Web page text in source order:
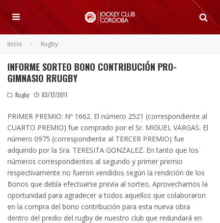
Inicio Rugby
INFORME SORTEO BONO CONTRIBUCIÓN PRO-
GIMNASIO RRUGBY
Rugby 03/12/2011
PRIMER PREMIO: Nº 1662. El número 2521 (correspondiente al
CUARTO PREMIO) fue comprado por el Sr. MIGUEL VARGAS. El
número 0975 (correspondiente al TERCER PREMIO) fue
adquirido por la Sra. TERESITA GONZALEZ. En tanto que los
números correspondientes al segundo y primer premio
respectivamente no fueron vendidos según la rendición de los
Bonos que debía efectuarse previa al sorteo. Aprovechamos la
oportunidad para agradecer a todos aquellos que colaboraron
en la compra del bono contribución para esta nueva obra
dentro del predio del rugby de nuestro club que redundará en